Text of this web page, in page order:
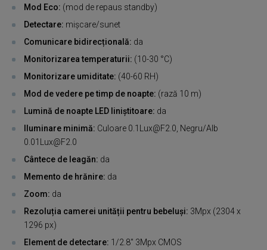
Mod Eco: (mod de repaus standby)
Detectare: mișcare/sunet
Comunicare bidirecțională: da
Monitorizarea temperaturii: (10-30 °C)
Monitorizare umiditate: (40-60 RH)
Mod de vedere pe timp de noapte: (rază 10 m)
Lumină de noapte LED liniștitoare: da
Iluminare minimă: Culoare 0.1Lux@F2.0, Negru/Alb
0.01Lux@F2.0
Cântece de leagăn: da
Memento de hrănire: da
Zoom: da
Rezoluția camerei unității pentru bebeluși: 3Mpx (2304 x
1296 px)
Element de detectare: 1/2.8'' 3Mpx CMOS